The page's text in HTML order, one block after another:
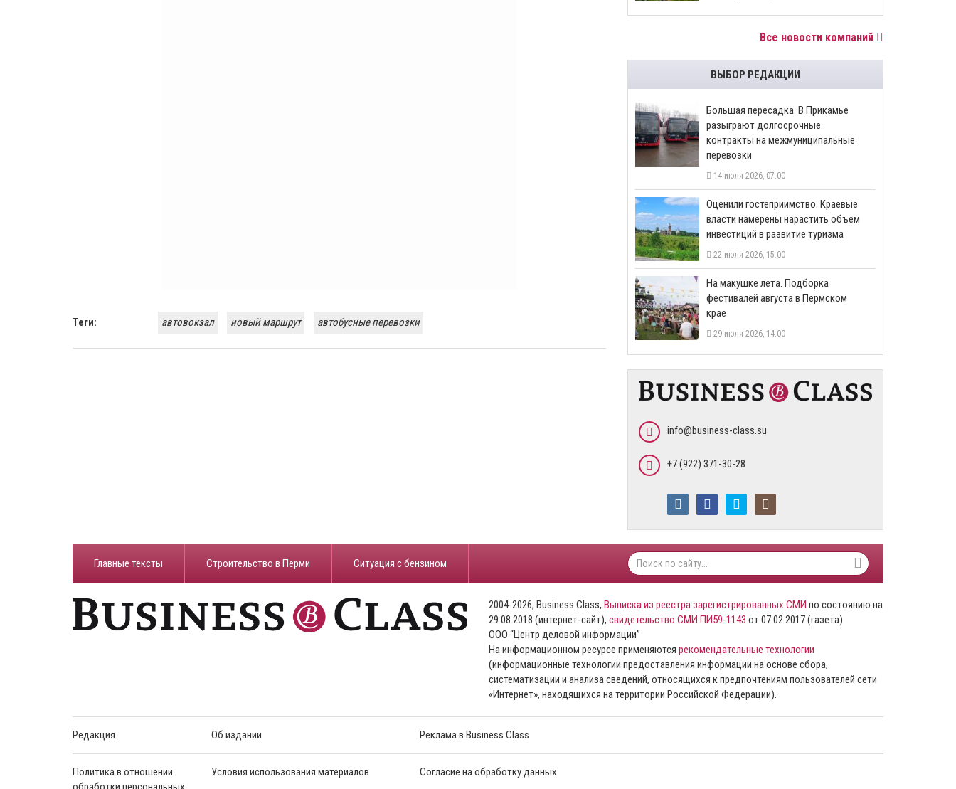
Теги: автовокзал новый маршрут автобусные перевозки
Все новости компаний
ВЫБОР РЕДАКЦИИ
Большая пересадка. В Прикамье
разыграют долгосрочные
контракты на межмуниципальные
перевозки
14 июля 2026, 07:00
Оценили гостеприимство. Краевые
власти намерены нарастить объем
инвестиций в развитие туризма
22 июля 2026, 15:00
На макушке лета. Подборка
фестивалей августа в Пермском
крае
29 июля 2026, 14:00
info@business-class.su
+7 (922) 371-30-28
Главные тексты Строительство в Перми ​Ситуация с бензином
2004-2026, Business Class, Выписка из реестра зарегистрированных СМИ по состоянию на
29.08.2018 (интернет-сайт), свидетельство СМИ ПИ59-1143 от 07.02.2017 (газета)
ООО “Центр деловой информации”
На информационном ресурсе применяются рекомендательные технологии
(информационные технологии предоставления информации на основе сбора,
систематизации и анализа сведений, относящихся к предпочтениям пользователей сети
«Интернет», находящихся на территории Российской Федерации).
Редакция Об издании Реклама в Business Class
Политика в отношении
Условия использования материалов Согласие на обработку данных